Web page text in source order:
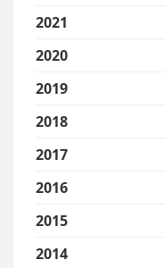
2021
2020
2019
2018
2017
2016
2015
2014